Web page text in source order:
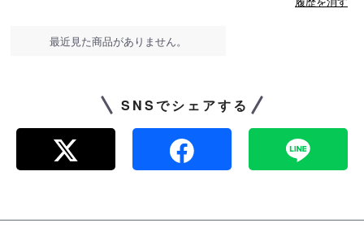
最近見た商品がありません。
SNSでシェアする